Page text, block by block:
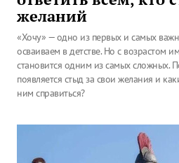
желаний
«Хочу» — одно из первых и самых
осваиваем в детстве. Но с возрастом
становится одним из самых сложных.
появляется стыд за свои желания и
ним справиться?